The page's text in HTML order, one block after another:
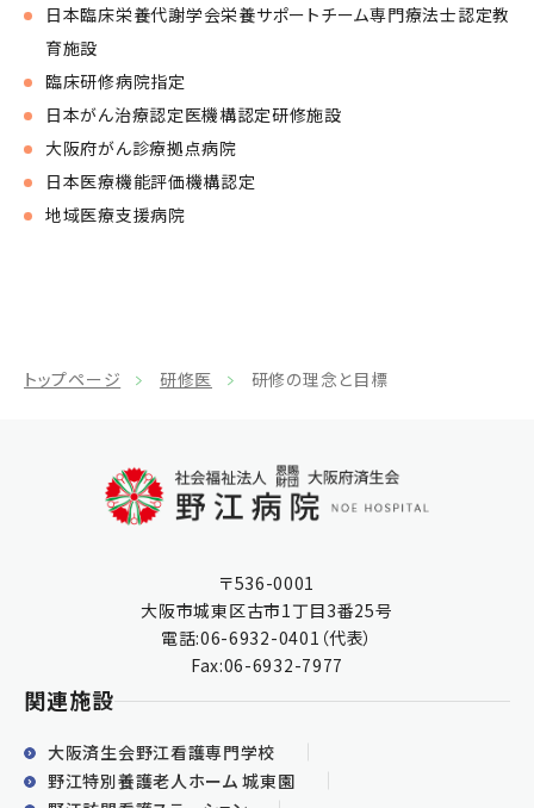
日本臨床栄養代謝学会栄養サポートチーム専門療法士認定教
育施設
臨床研修病院指定
日本がん治療認定医機構認定研修施設
大阪府がん診療拠点病院
日本医療機能評価機構認定
地域医療支援病院
トップページ 研修医 研修の理念と目標
〒536-0001
大阪市城東区古市1丁目3番25号
電話:06-6932-0401 （代表）
Fax:06-6932-7977
関連施設
大阪済生会野江看護専門学校
野江特別養護老人ホーム 城東園